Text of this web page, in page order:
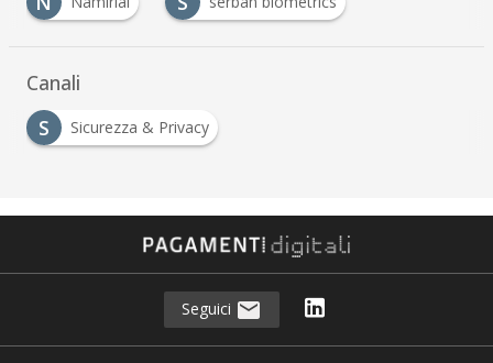
Canali
S
Sicurezza & Privacy
Seguici